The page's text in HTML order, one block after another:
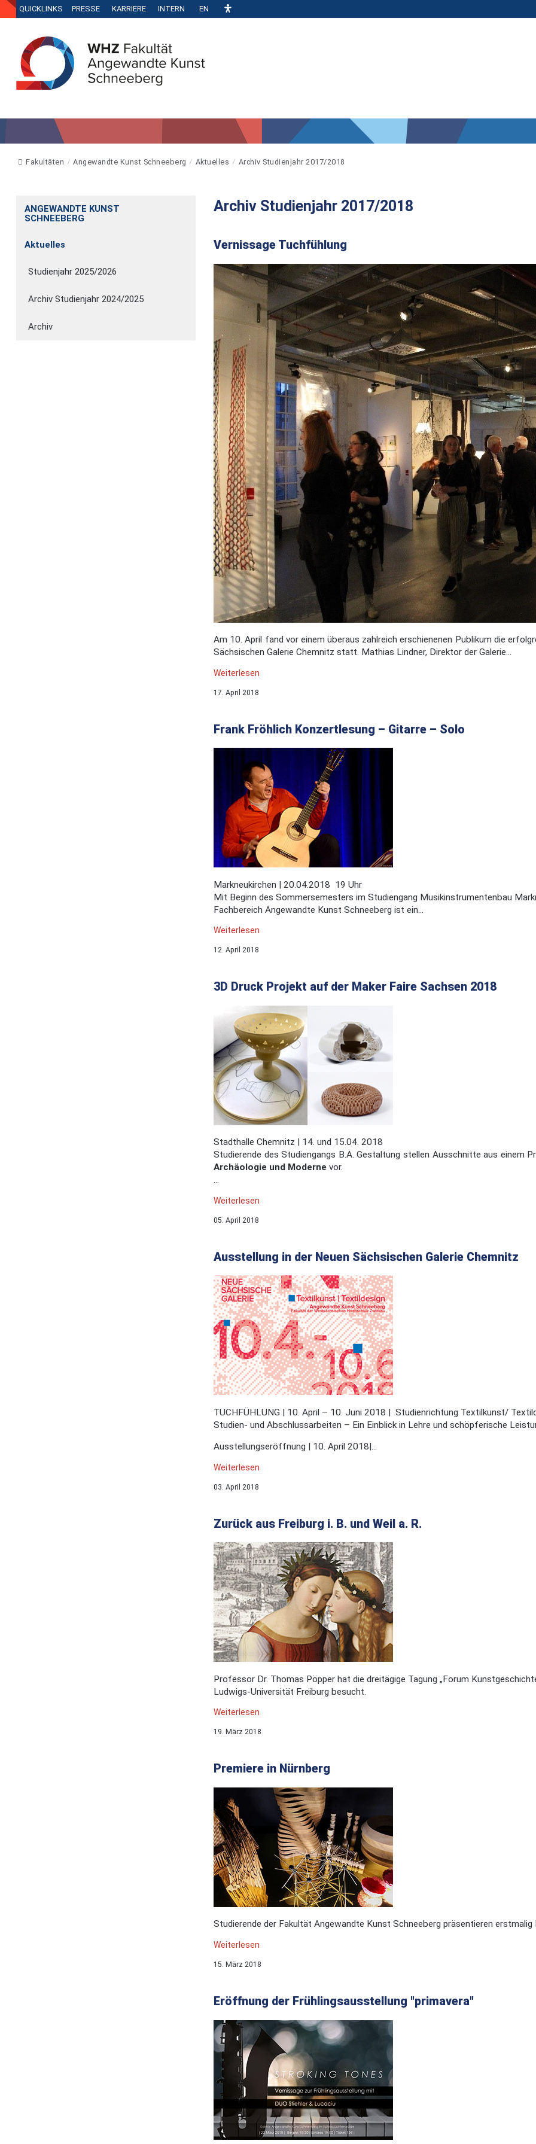
QUICKLINKS PRESSE KARRIERE INTERN EN
Fakultäten Angewandte Kunst Schneeberg Aktuelles Archiv Studienjahr 2017/2018
ANGEWANDTE KUNST
SCHNEEBERG
Aktuelles
Studienjahr 2025/2026
Archiv Studienjahr 2024/2025
Archiv
Archiv Studienjahr 2017/2018
Vernissage Tuchfühlung
Am 10. April fand vor einem überaus zahlreich erschienenen Publikum die
Sächsischen Galerie Chemnitz statt. Mathias Lindner, Direktor der Galerie...
Weiterlesen
17. April 2018
Frank Fröhlich Konzertlesung – Gitarre – Solo
Markneukirchen | 20.04.2018 19 Uhr
Mit Beginn des Sommersemesters im Studiengang Musikinstrumentenbau
Fachbereich Angewandte Kunst Schneeberg ist ein...
Weiterlesen
12. April 2018
3D Druck Projekt auf der Maker Faire Sachsen 2018
Stadthalle Chemnitz | 14. und 15.04. 2018
Studierende des Studiengangs B.A. Gestaltung stellen Ausschnitte aus einem
Archäologie und Moderne vor.
...
Weiterlesen
05. April 2018
Ausstellung in der Neuen Sächsischen Galerie Chemnitz
TUCHFÜHLUNG | 10. April – 10. Juni 2018 | Studienrichtung Textilkunst/
Studien- und Abschlussarbeiten – Ein Einblick in Lehre und schöpferische
Ausstellungseröffnung | 10. April 2018|...
Weiterlesen
03. April 2018
Zurück aus Freiburg i. B. und Weil a. R.
Professor Dr. Thomas Pöpper hat die dreitägige Tagung „Forum
Ludwigs-Universität Freiburg besucht.
Weiterlesen
19. März 2018
Premiere in Nürnberg
Studierende der Fakultät Angewandte Kunst Schneeberg präsentieren
Weiterlesen
15. März 2018
Eröffnung der Frühlingsausstellung "primavera"